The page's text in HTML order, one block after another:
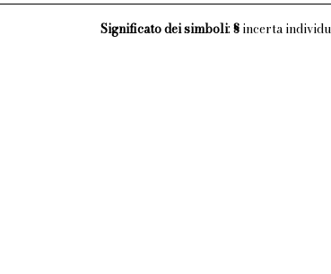
Significato dei simboli: §incerta